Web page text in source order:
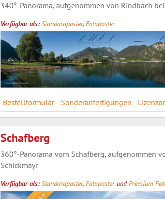
340°-Panorama, aufgenommen von Rindbach
Verfügbar als:Standardposter, Fotoposter
Bestellformular Sonderanfertigungen
Schafberg
360°-Panorama vom Schafberg, aufgenommen
Schickmayr
Verfügbar als:Standardposter, FotoposterundPremium